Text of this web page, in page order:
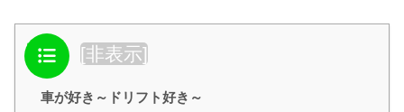
目次 [非表示]
車が好き～ドリフト好き～